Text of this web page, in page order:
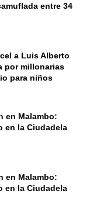
entre 34
a Luis Alberto
por millonarias
para niños
en Malambo:
en la Ciudadela
en Malambo:
en la Ciudadela